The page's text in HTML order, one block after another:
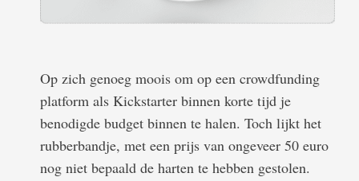
Op zich genoeg moois om op een crowdfunding
platform als Kickstarter binnen korte tijd je
benodigde budget binnen te halen. Toch lijkt het
rubberbandje, met een prijs van ongeveer 50 euro
nog niet bepaald de harten te hebben gestolen.